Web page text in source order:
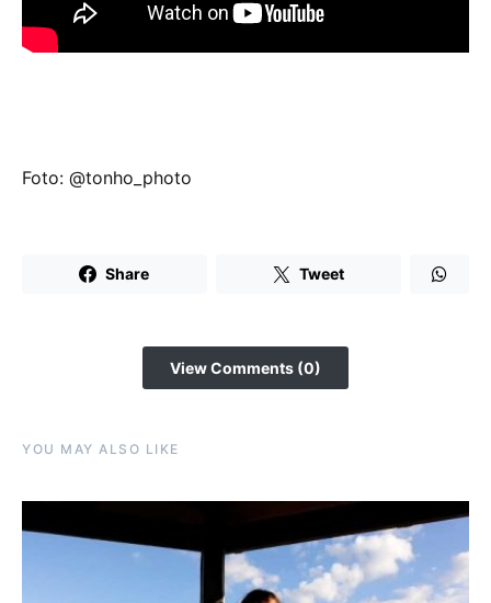
Foto: @tonho_photo
Share Tweet
View Comments (0)
YOU MAY ALSO LIKE